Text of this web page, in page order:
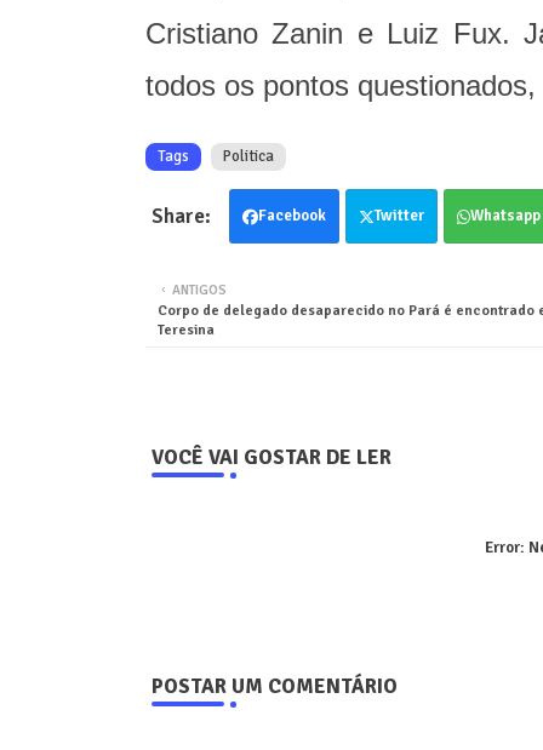
Cristiano Zanin e Luiz Fux.
todos os pontos
Tags Politica
Facebook Twitter Whatsapp
ANTIGOS
Corpo de delegado desaparecido no Pará é encontrado
Teresina
VOCÊ VAI GOSTAR DE LER
Error:
POSTAR UM COMENTÁRIO